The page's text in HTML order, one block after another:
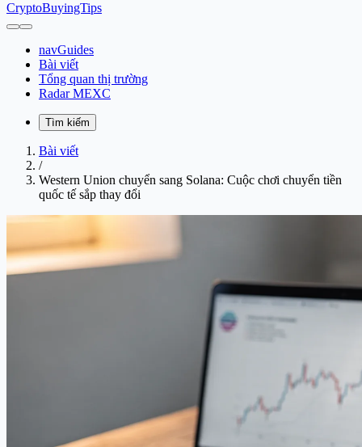
CryptoBuyingTips
navGuides
Bài viết
Tổng quan thị trường
Radar MEXC
Tìm kiếm
Bài viết
/
Western Union chuyển sang Solana: Cuộc chơi chuyển tiền
quốc tế sắp thay đổi